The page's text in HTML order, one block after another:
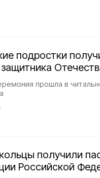
подростки
прошла в
получили
Российской